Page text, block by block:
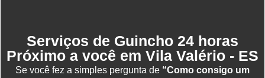
Serviços de Guincho 24 horas
Próximo a você em Vila Valério - ES
Se você fez a simples pergunta de “Como consigo um